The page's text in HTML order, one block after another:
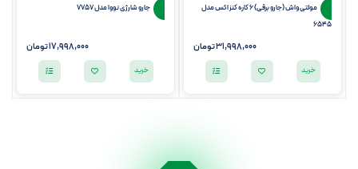
مولتی واش (جارو برقی) 6 کاره کنزاکس مدل
6545
31,998,000تومان
خرید
جارو شارژی نووا مدل 7757
17,998,000تومان
خرید